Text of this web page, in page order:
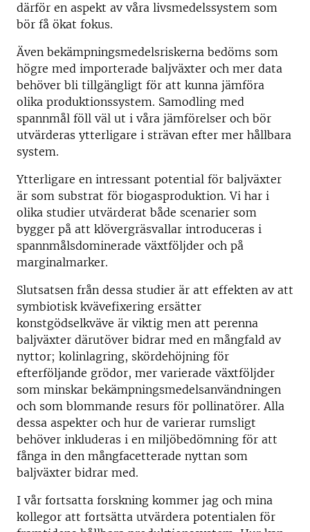
därför en aspekt av våra livsmedelssystem som
bör få ökat fokus.
Även bekämpningsmedelsriskerna bedöms som
högre med importerade baljväxter och mer data
behöver bli tillgängligt för att kunna jämföra
olika produktionssystem. Samodling med
spannmål föll väl ut i våra jämförelser och bör
utvärderas ytterligare i strävan efter mer hållbara
system.
Ytterligare en intressant potential för baljväxter
är som substrat för biogasproduktion. Vi har i
olika studier utvärderat både scenarier som
bygger på att klövergräsvallar introduceras i
spannmålsdominerade växtföljder och på
marginalmarker.
Slutsatsen från dessa studier är att effekten av att
symbiotisk kvävefixering ersätter
konstgödselkväve är viktig men att perenna
baljväxter därutöver bidrar med en mångfald av
nyttor; kolinlagring, skördehöjning för
efterföljande grödor, mer varierade växtföljder
som minskar bekämpningsmedelsanvändningen
och som blommande resurs för pollinatörer. Alla
dessa aspekter och hur de varierar rumsligt
behöver inkluderas i en miljöbedömning för att
fånga in den mångfacetterade nyttan som
baljväxter bidrar med.
I vår fortsatta forskning kommer jag och mina
kollegor att fortsätta utvärdera potentialen för